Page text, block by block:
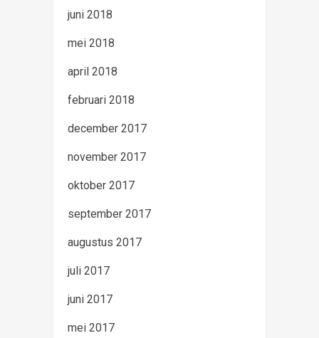
juni 2018
mei 2018
april 2018
februari 2018
december 2017
november 2017
oktober 2017
september 2017
augustus 2017
juli 2017
juni 2017
mei 2017